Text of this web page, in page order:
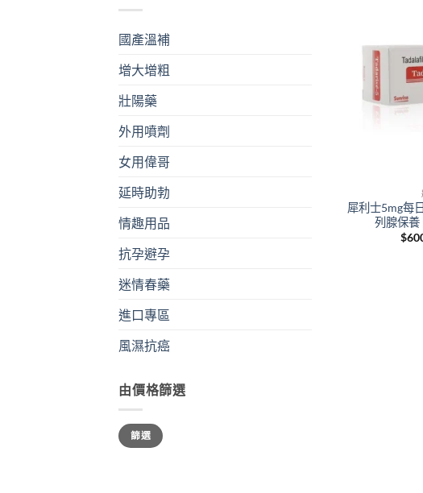
國產溫補
增大增粗
壯陽藥
外用噴劑
女用偉哥
延時助勃
情趣用品
抗孕避孕
迷情春藥
進口專區
風濕抗癌
由價格篩選
最
低
價
最
高
價
篩選
犀利士5mg每
列腺保養
$